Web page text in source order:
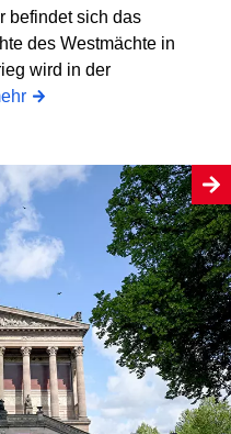
befindet sich das
des Westmächte in
wird in der